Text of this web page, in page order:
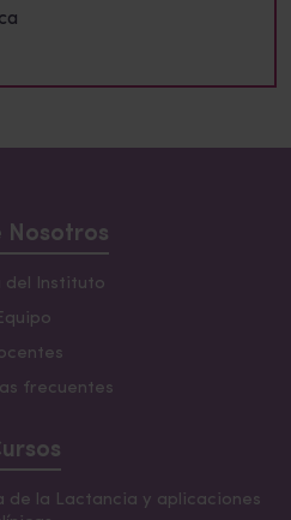
Nosotros
del Instituto
frecuentes
de la Lactancia y aplicaciones